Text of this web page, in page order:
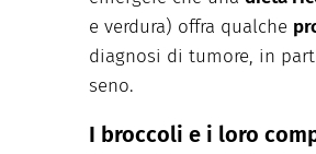
e verdura) offra qualche
diagnosi di tumore, in
seno.
I broccoli e i loro